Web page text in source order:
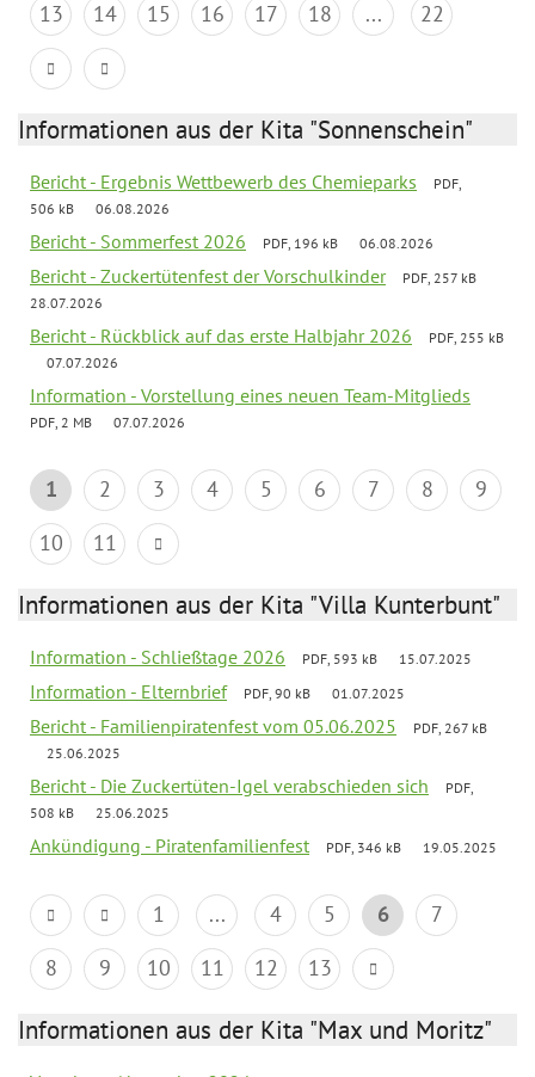
13
14 15 16 17 18 ... 22
Informationen aus der Kita "Sonnenschein"
Bericht - Ergebnis Wettbewerb des Chemieparks
PDF,
506 kB
06.08.2026
Bericht - Sommerfest 2026 PDF, 196 kB 06.08.2026
Bericht - Zuckertütenfest der Vorschulkinder
PDF, 257 kB
28.07.2026
Bericht - Rückblick auf das erste Halbjahr 2026
PDF, 255 kB
07.07.2026
Information - Vorstellung eines neuen Team-Mitglieds
PDF, 2 MB 07.07.2026
1 2 3 4 5 6 7 8
9
10
11
Informationen aus der Kita "Villa Kunterbunt"
Information - Schließtage 2026 PDF, 593 kB 15.07.2025
Information - Elternbrief PDF, 90 kB 01.07.2025
Bericht - Familienpiratenfest vom 05.06.2025
PDF, 267 kB
25.06.2025
Bericht - Die Zuckertüten-Igel verabschieden sich
PDF,
508 kB
25.06.2025
Ankündigung - Piratenfamilienfest PDF, 346 kB 19.05.2025
1 ... 4 5 6
7
8
9 10 11 12 13
Informationen aus der Kita "Max und Moritz"